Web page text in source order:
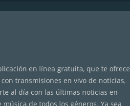
en línea gratuita, que te ofrece
transmisiones en vivo de noticias,
al día con las últimas noticias en
de todos los géneros. Ya sea